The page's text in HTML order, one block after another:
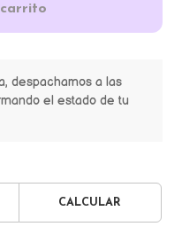
despachamos a las
el estado de tu
CALCULAR